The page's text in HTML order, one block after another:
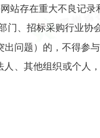
站存在重大不良记
门、招标采购行业
问题）的，不得参与
、其他组织或个